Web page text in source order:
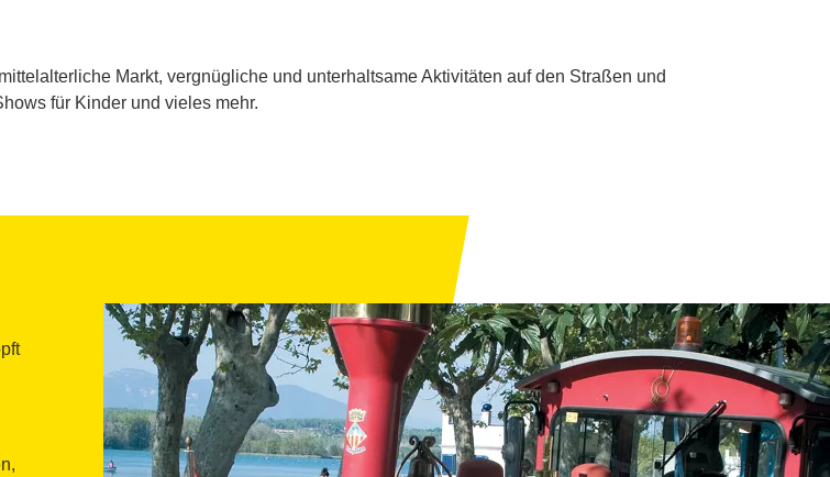
Markt, vergnügliche und unterhaltsame Aktivitäten auf den Straßen und
für Kinder und vieles mehr.